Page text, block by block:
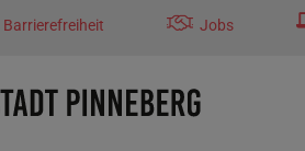
Barrierefreiheit Jobs